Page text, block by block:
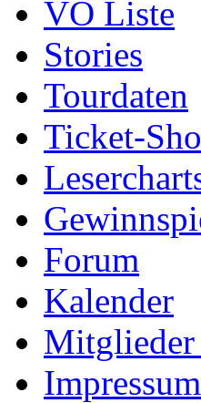
VÖ Liste
Stories
Tourdaten
Ticket-
Forum
Kalender
Impressum